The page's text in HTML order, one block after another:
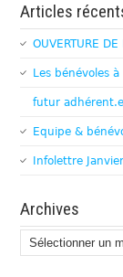
Articles
OUVERTURE
Les bénévoles
futur
Equipe &
Infolettre
Archives
Archives